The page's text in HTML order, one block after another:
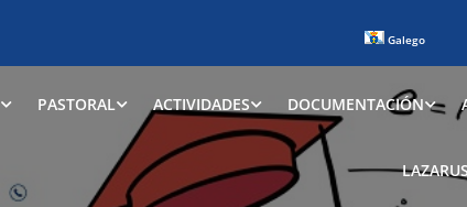
Galego
PASTORAL ACTIVIDADES DOCUMENTACIÓN
LAZARUS